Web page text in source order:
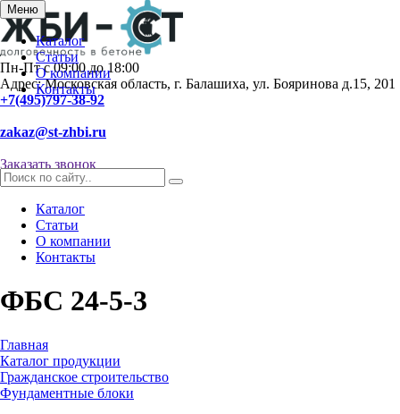
Меню
Каталог
Статьи
О компании
Контакты
Пн-Пт с 09:00 до 18:00
Адрес: Московская область, г. Балашиха, ул. Бояринова д.15, 201
+7(495)797-38-92
zakaz@st-zhbi.ru
Заказать звонок
Каталог
Статьи
О компании
Контакты
ФБС 24-5-3
Главная
Каталог продукции
Гражданское строительство
Фундаментные блоки